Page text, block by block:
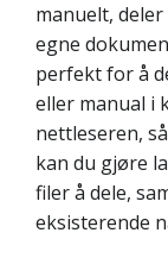
manuelt,
egne
perfekt for å
eller manual i
nettleseren,
kan du gjøre
filer å dele,
eksisterende